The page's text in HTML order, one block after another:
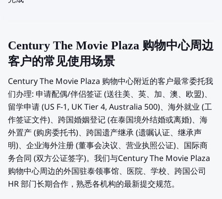
Century The Movie Plaza 购物中心周边
客户的常见使用场景
Century The Movie Plaza 购物中心附近的客户最常委托我
们办理: 申请配偶/伴侣签证 (送往美、英、加、澳、欧盟)、
留学申请 (US F-1, UK Tier 4, Australia 500)、海外就业 (工
作签证文件)、跨国婚姻登记 (在泰国境外结婚或离婚)、海
外置产 (购房委托书)、跨国遗产继承 (遗嘱认证、继承声
明)、企业海外注册 (董事会决议、营业执照公证)、国际商
务合同 (双方公证签字)。我们与Century The Movie Plaza
购物中心周边的外国驻泰领事馆、医院、学校、跨国公司
HR 部门长期合作，熟悉各机构的最新提交规范。